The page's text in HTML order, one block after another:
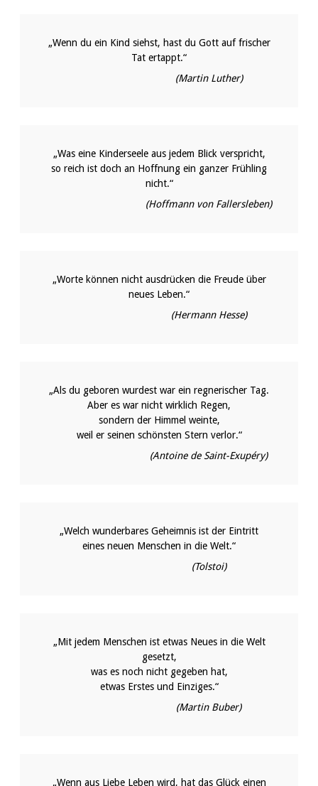
„Wenn du ein Kind siehst, hast du Gott auf frischer
Tat ertappt.“
(Martin Luther)
„Was eine Kinderseele aus jedem Blick verspricht,
so reich ist doch an Hoffnung ein ganzer Frühling
nicht.“
(Hoffmann von Fallersleben)
„Worte können nicht ausdrücken die Freude über
neues Leben.“
(Hermann Hesse)
„Als du geboren wurdest war ein regnerischer Tag.
Aber es war nicht wirklich Regen,
sondern der Himmel weinte,
weil er seinen schönsten Stern verlor.“
(Antoine de Saint-Exupéry)
„Welch wunderbares Geheimnis ist der Eintritt
eines neuen Menschen in die Welt.“
(Tolstoi)
„Mit jedem Menschen ist etwas Neues in die Welt
gesetzt,
was es noch nicht gegeben hat,
etwas Erstes und Einziges.“
(Martin Buber)
„Wenn aus Liebe Leben wird, hat das Glück einen